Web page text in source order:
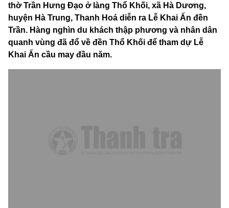
thờ Trần Hưng Đạo ở làng Thổ Khối, xã Hà Dương,
huyện Hà Trung, Thanh Hoá diễn ra Lễ Khai Ấn đền
Trần. Hàng nghìn du khách thập phương và nhân dân
quanh vùng đã đổ về đền Thổ Khối để tham dự Lễ
Khai Ấn cầu may đầu năm.